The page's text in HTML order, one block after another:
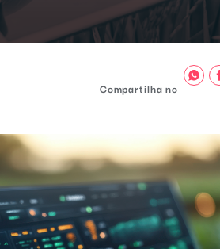
Compartilha no